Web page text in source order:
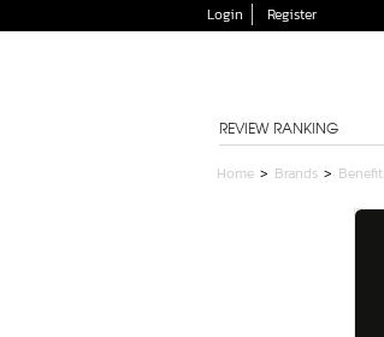
Login Register
REVIEW RANKING
Home > Brands > Benefit